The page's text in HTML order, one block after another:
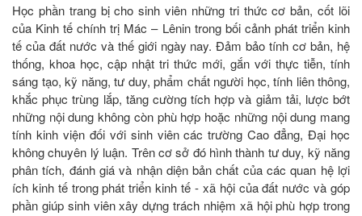
Học phần trang bị cho sinh viên những tri thức cơ bản, cốt lõi
của Kinh tế chính trị Mác – Lênin trong bối cảnh phát triển kinh
tế của đất nước và thế giới ngày nay. Đảm bảo tính cơ bản, hệ
thống, khoa học, cập nhật tri thức mới, gắn với thực tiễn, tính
sáng tạo, kỹ năng, tư duy, phẩm chất người học, tính liên thông,
khắc phục trùng lắp, tăng cường tích hợp và giảm tải, lược bớt
những nội dung không còn phù hợp hoặc những nội dung mang
tính kinh viện đối với sinh viên các trường Cao đẳng, Đại học
không chuyên lý luận. Trên cơ sở đó hình thành tư duy, kỹ năng
phân tích, đánh giá và nhận diện bản chất của các quan hệ lợi
ích kinh tế trong phát triển kinh tế - xã hội của đất nước và góp
phần giúp sinh viên xây dựng trách nhiệm xã hội phù hợp trong